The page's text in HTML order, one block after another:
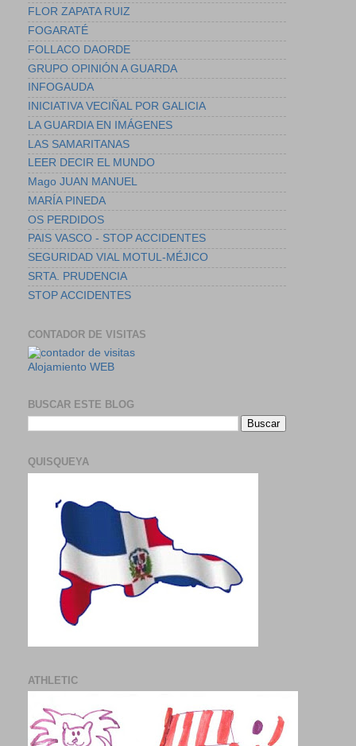
FLOR ZAPATA RUIZ
FOGARATÉ
FOLLACO DAORDE
GRUPO OPINIÓN A GUARDA
INFOGAUDA
INICIATIVA VECIÑAL POR GALICIA
LA GUARDIA EN IMÁGENES
LAS SAMARITANAS
LEER DECIR EL MUNDO
Mago JUAN MANUEL
MARÍA PINEDA
OS PERDIDOS
PAIS VASCO - STOP ACCIDENTES
SEGURIDAD VIAL MOTUL-MÉJICO
SRTA. PRUDENCIA
STOP ACCIDENTES
CONTADOR DE VISITAS
Alojamiento WEB
BUSCAR ESTE BLOG
QUISQUEYA
ATHLETIC